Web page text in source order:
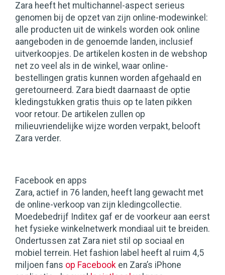
Zara heeft het multichannel-aspect serieus
genomen bij de opzet van zijn online-modewinkel:
alle producten uit de winkels worden ook online
aangeboden in de genoemde landen, inclusief
uitverkoopjes. De artikelen kosten in de webshop
net zo veel als in de winkel, waar online-
bestellingen gratis kunnen worden afgehaald en
geretourneerd. Zara biedt daarnaast de optie
kledingstukken gratis thuis op te laten pikken
voor retour. De artikelen zullen op
milieuvriendelijke wijze worden verpakt, belooft
Zara verder.
Facebook en apps
Zara, actief in 76 landen, heeft lang gewacht met
de online-verkoop van zijn kledingcollectie.
Moedebedrijf Inditex gaf er de voorkeur aan eerst
het fysieke winkelnetwerk mondiaal uit te breiden.
Ondertussen zat Zara niet stil op sociaal en
mobiel terrein. Het fashion label heeft al ruim 4,5
miljoen fans op Facebook en Zara’s iPhone